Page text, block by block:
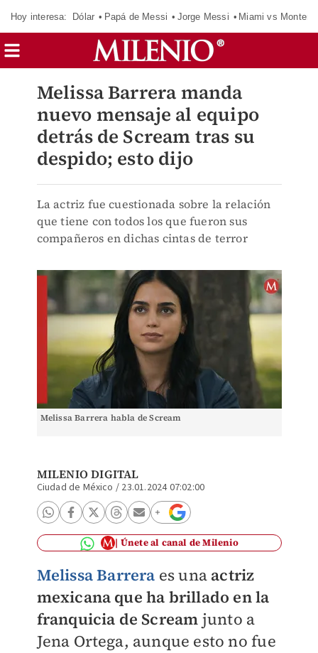
Hoy interesa: Dólar Papá de Messi Jorge Messi Miami vs
Melissa Barrera manda
nuevo mensaje al equipo
detrás de Scream tras su
despido; esto dijo
La actriz fue cuestionada sobre la relación
que tiene con todos los que fueron sus
compañeros en dichas cintas de terror
Melissa Barrera habla de Scream
MILENIO DIGITAL
Ciudad de México / 23.01.2024 07:02:00
Únete al canal de Milenio
Melissa Barrera es una actriz
mexicana que ha brillado en la
franquicia de Scream junto a
Jena Ortega, aunque esto no fue